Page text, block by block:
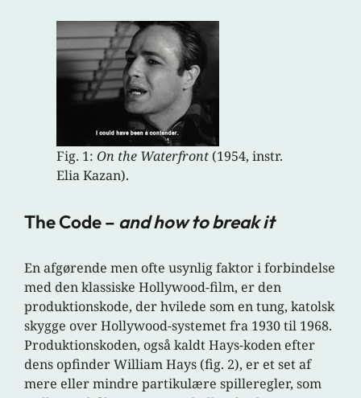
Fig. 1:On the Waterfront (1954, instr.
Elia Kazan).
The Code – and how to break it
En afgørende men ofte usynlig faktor i forbindelse
med den klassiske Hollywood-film, er den
produktionskode, der hvilede som en tung, katolsk
skygge over Hollywood-systemet fra 1930 til 1968.
Produktionskoden, også kaldt Hays-koden efter
dens opfinder William Hays (fig. 2), er et set af
mere eller mindre partikulære spilleregler, som